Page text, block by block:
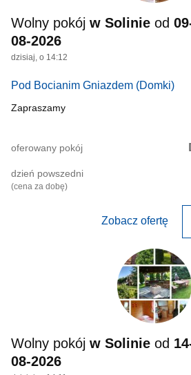
Wolny pokój w Solinie od
08-2026
dzisiaj, o 14:12
Pod Bocianim Gniazdem (Domki)
Zapraszamy
oferowany pokój
dzień powszedni
(cena za dobę)
Zobacz ofertę
Wolny pokój w Solinie od
08-2026